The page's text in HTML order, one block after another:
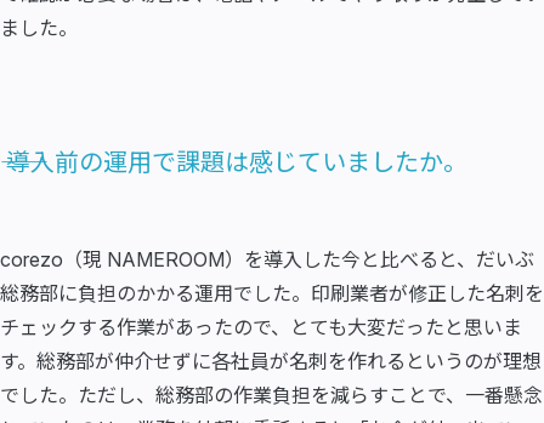
ました。
―― 導入前の運用で課題は感じていましたか。
corezo（現 NAMEROOM）を導入した今と比べると、だいぶ
総務部に負担のかかる運用でした。印刷業者が修正した名刺を
チェックする作業があったので、とても大変だったと思いま
す。総務部が仲介せずに各社員が名刺を作れるというのが理想
でした。ただし、総務部の作業負担を減らすことで、一番懸念